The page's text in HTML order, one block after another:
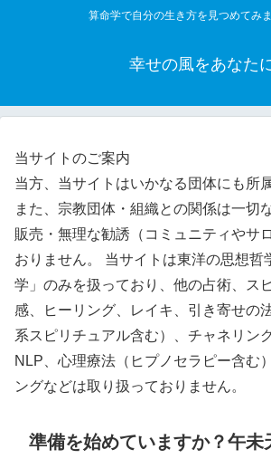
算命学で自分の生き方を見つめてみ
幸せの風をあなた
当サイトのご案内
当方、当サイトはいかなる団体にも所
また、宗教団体・組織との関係は一切
販売・無理な勧誘（コミュニティやサ
おりません。 当サイトは東洋の思想哲
学」のみを扱っており、他の占術、ス
感、ヒーリング、レイキ、引き寄せの
系スピリチュアル含む）、チャネリン
NLP、心理療法（ヒプノセラピー含む
ングなどは取り扱っておりません。
準備を始めていますか？午未